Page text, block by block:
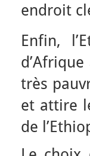
endroit
Enfin,
très
et attire
de